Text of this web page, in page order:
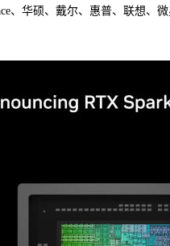
、华硕、戴尔、惠普、联想、